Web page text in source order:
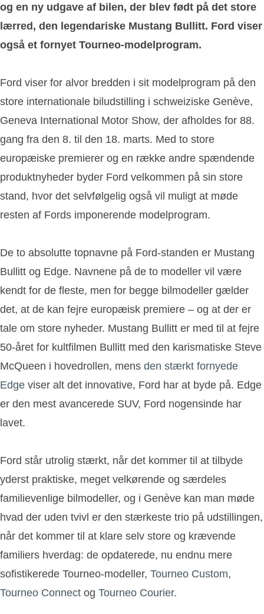
og en ny udgave af bilen, der blev født på det store
lærred, den legendariske Mustang Bullitt. Ford viser
også et fornyet Tourneo-modelprogram.
Ford viser for alvor bredden i sit modelprogram på den
store internationale biludstilling i schweiziske Genève,
Geneva International Motor Show, der afholdes for 88.
gang fra den 8. til den 18. marts. Med to store
europæiske premierer og en række andre spændende
produktnyheder byder Ford velkommen på sin store
stand, hvor det selvfølgelig også vil muligt at møde
resten af Fords imponerende modelprogram.
De to absolutte topnavne på Ford-standen er Mustang
Bullitt og Edge. Navnene på de to modeller vil være
kendt for de fleste, men for begge bilmodeller gælder
det, at de kan fejre europæisk premiere – og at der er
tale om store nyheder. Mustang Bullitt er med til at fejre
50-året for kultfilmen Bullitt med den karismatiske Steve
McQueen i hovedrollen, mens den stærkt fornyede
Edge viser alt det innovative, Ford har at byde på. Edge
er den mest avancerede SUV, Ford nogensinde har
lavet.
Ford står utrolig stærkt, når det kommer til at tilbyde
yderst praktiske, meget velkørende og særdeles
familievenlige bilmodeller, og i Genève kan man møde
hvad der uden tvivl er den stærkeste trio på udstillingen,
når det kommer til at klare selv store og krævende
familiers hverdag: de opdaterede, nu endnu mere
sofistikerede Tourneo-modeller, Tourneo Custom,
Tourneo Connect og Tourneo Courier.